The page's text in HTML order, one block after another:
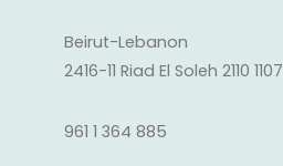
Beirut-Lebanon
2416-11 Riad El Soleh 2110 1107
961 1 364 885